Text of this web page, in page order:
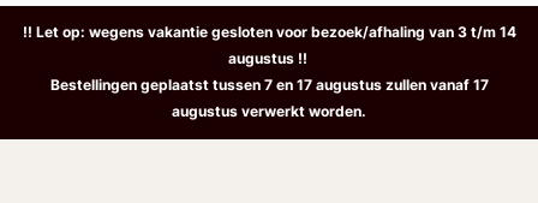
!! Let op: wegens vakantie gesloten voor bezoek/afhaling van 3 t/m 14
augustus !!
Bestellingen geplaatst tussen 7 en 17 augustus zullen vanaf 17
augustus verwerkt worden.